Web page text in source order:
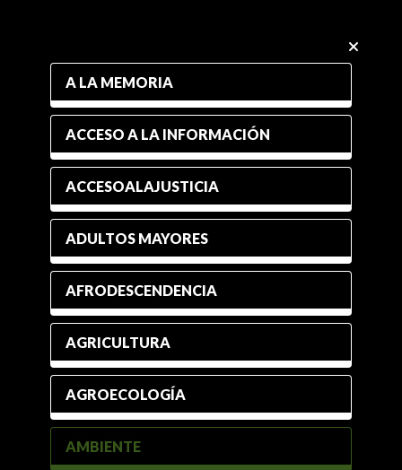
A LA MEMORIA
ACCESO A LA INFORMACIÓN
ACCESOALAJUSTICIA
ADULTOS MAYORES
AFRODESCENDENCIA
AGRICULTURA
AGROECOLOGÍA
AMBIENTE